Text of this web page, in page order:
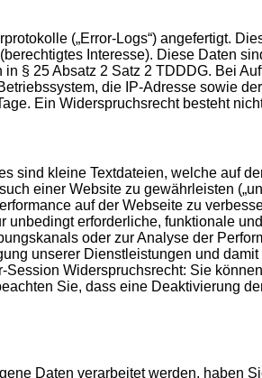
(„Error-Logs“) angefertigt.
Interesse). Diese Daten
§ 25 Absatz 2 Satz 2 TDDDG. Bei
die IP-Adresse sowie
Ein Widerspruchsrecht besteht
kleine Textdateien, welche auf
einer Website zu gewährleisten
auf der Webseite zu
erforderliche, funktionale
oder zur Analyse der
unserer Dienstleistungen und
Widerspruchsrecht: Sie
Sie, dass eine Deaktivierung
Daten verarbeitet werden, haben